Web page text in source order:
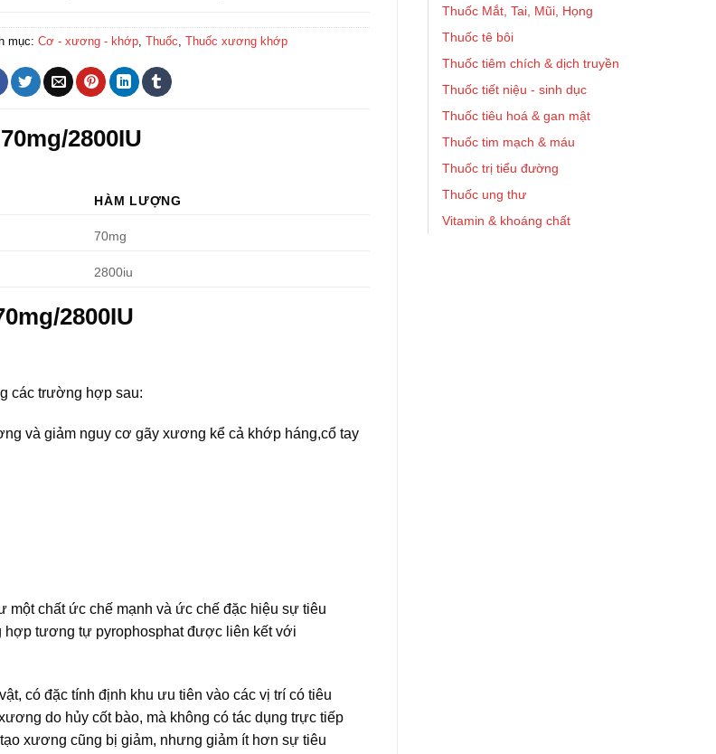
Thuốc Mắt, Tai, Mũi, Họng
Thuốc tê bôi
Thuốc tiêm chích & dịch truyền
Thuốc tiết niệu - sinh dục
Thuốc tiêu hoá & gan mật
Thuốc tim mạch & máu
Thuốc trị tiểu đường
Thuốc ung thư
Vitamin & khoáng chất
mục: Cơ - xương - khớp, Thuốc, Thuốc xương khớp
2800IU
HÀM LƯỢNG
70mg
2800iu
2800IU
các trường hợp sau:
và giảm nguy cơ gãy xương kể cả khớp háng,cổ tay
một chất ức chế mạnh và ức chế đặc hiệu sự tiêu
hợp tương tự pyrophosphat được liên kết với
có đặc tính định khu ưu tiên vào các vị trí có tiêu
do hủy cốt bào, mà không có tác dụng trực tiếp
xương cũng bị giảm, nhưng giảm ít hơn sự tiêu